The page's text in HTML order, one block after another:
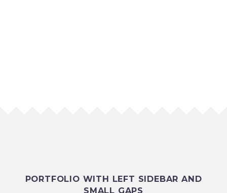
PORTFOLIO WITH LEFT SIDEBAR AND
SMALL GAPS